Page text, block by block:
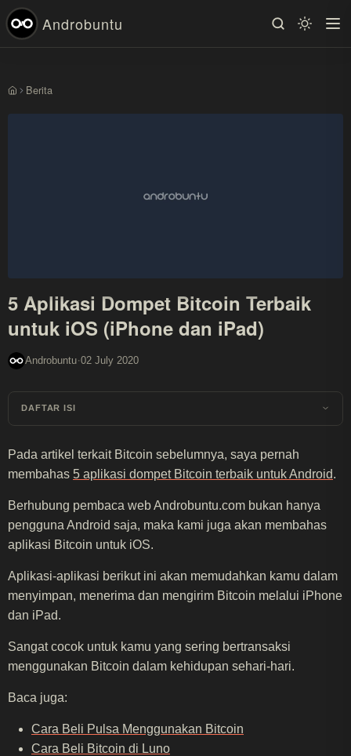
Androbuntu
Beranda
Berita
5 Aplikasi Dompet Bitcoin Terbaik
untuk iOS (iPhone dan iPad)
Androbuntu·02 July 2020
DAFTAR ISI
Pada artikel terkait Bitcoin sebelumnya, saya pernah
membahas 5 aplikasi dompet Bitcoin terbaik untuk Android.
Berhubung pembaca web Androbuntu.com bukan hanya
pengguna Android saja, maka kami juga akan membahas
aplikasi Bitcoin untuk iOS.
Aplikasi-aplikasi berikut ini akan memudahkan kamu dalam
menyimpan, menerima dan mengirim Bitcoin melalui iPhone
dan iPad.
Sangat cocok untuk kamu yang sering bertransaksi
menggunakan Bitcoin dalam kehidupan sehari-hari.
Baca juga:
Cara Beli Pulsa Menggunakan Bitcoin
Cara Beli Bitcoin di Luno